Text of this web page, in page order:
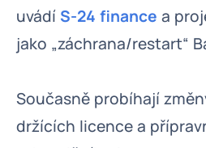
uvádí S-24 finance a
jako „záchrana/restart“
Současně probíhají
držících licence a